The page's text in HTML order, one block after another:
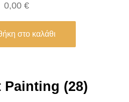
0,00 €
στο καλάθι
(28)